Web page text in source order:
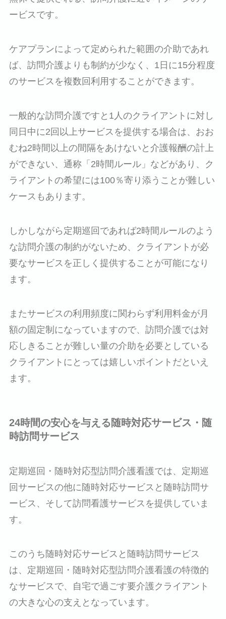
ービスです。
ケアプランによって定められた範囲の介助であれ
ば、訪問介護よりも制約が少なく、1日に15分程度
のサービスを複数回利用することができます。
一般的な訪問介護ですと1人のクライアントに対し
同日中に2回以上サービスを提供する場合は、おお
むね2時間以上の間隔をあけないと介護報酬の計上
ができない、通称「2時間ルール」などがあり、ク
ライアントの希望には100％寄り添うことが難しい
ケースもあります。
しかしながら定期巡回であれば2時間ルールのよう
な訪問介護の制約がないため、クライアントが必
要なサービスを正しく提供することが可能になり
ます。
またサービスの利用頻度に関わらず利用料金が月
額の固定制になっていますので、訪問介護では対
応しきることが難しい量の介助を必要としている
クライアントにとっては嬉しいポイントだといえ
ます。
24時間の安心を与える随時対応サービス・随
時訪問サービス
定期巡回・随時対応型訪問介護看護では、定期巡
回サービスの他に随時対応サービスと随時訪問サ
ービス、そして訪問看護サービスを提供していま
す。
このうち随時対応サービスと随時訪問サービス
は、定期巡回・随時対応型訪問介護看護の特徴的
なサービスで、自宅で過ごす要介護クライアント
の大きな心の支えとなっています。